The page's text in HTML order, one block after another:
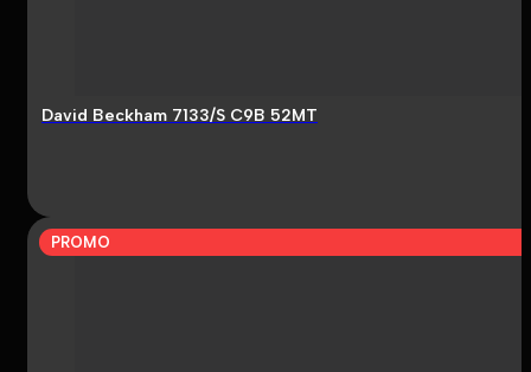
David Beckham 7133/S C9B 52MT
PROMO